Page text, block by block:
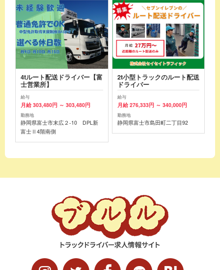
4tルート配送ドライバー【富
士営業所】
給与
月給 303,480円 ～ 303,480円
勤務地
静岡県富士市末広２-10 DPL新
富士Ⅱ4階南側
2t小型トラックのルート配送
ドライバー
給与
月給 276,333円 ～ 340,000円
勤務地
静岡県富士市島田町二丁目92